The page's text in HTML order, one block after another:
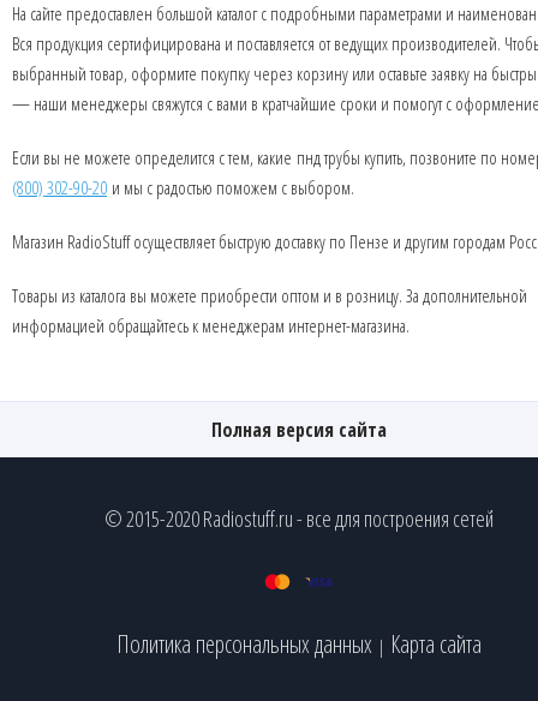
На сайте предоставлен большой каталог с подробными параметрами и
Вся продукция сертифицирована и поставляется от ведущих производителей.
выбранный товар, оформите покупку через корзину или оставьте заявку на
— наши менеджеры свяжутся с вами в кратчайшие сроки и помогут с
Если вы не можете определится с тем, какие пнд трубы купить, позвоните по
(800) 302-90-20 и мы с радостью поможем с выбором.
Магазин RadioStuff осуществляет быструю доставку по Пензе и другим городам
Товары из каталога вы можете приобрести оптом и в розницу. За дополнительной
информацией обращайтесь к менеджерам интернет-магазина.
Полная версия сайта
© 2015-2020 Radiostuff.ru - все для построения сетей
Политика персональных данных | Карта сайта